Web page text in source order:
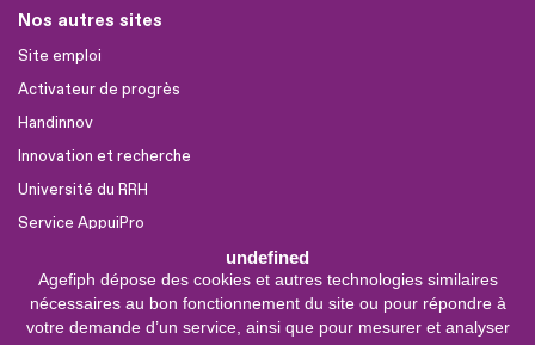
undefined
Agefiph dépose des cookies et autres technologies similaires
nécessaires au bon fonctionnement du site ou pour répondre à
votre demande d’un service, ainsi que pour mesurer et analyser
Nos autres sites
Site emploi
Activateur de progrès
Handinnov
Innovation et recherche
Université du RRH
Service AppuiPro
Nous suivre
Youtube